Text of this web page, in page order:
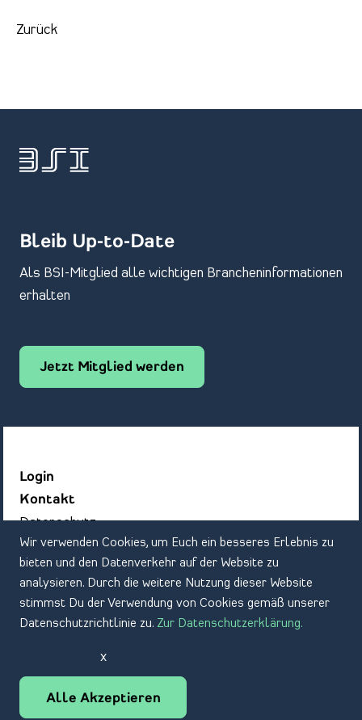
Zurück
Bleib Up-to-Date
Als BSI-Mitglied alle wichtigen Brancheninformationen
erhalten
Jetzt Mitglied werden
Login
Kontakt
Datenschutz
Impressum
© 2022 Bundesverband der Deutschen Sportartikel-
Wir verwenden Cookies, um Euch ein besseres Erlebnis zu
bieten und den Datenverkehr auf der Website zu
analysieren. Durch die weitere Nutzung dieser Website
stimmst Du der Verwendung von Cookies gemäß unserer
Datenschutzrichtlinie zu. Zur Datenschutzerklärung.
Alle Akzeptieren
x